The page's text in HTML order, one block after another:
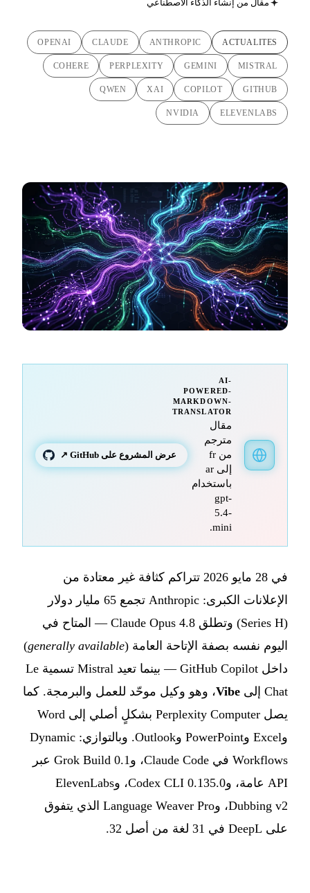
مقال من إنشاء الذكاء الاصطناعي
ACTUALITES
ANTHROPIC
CLAUDE
OPENAI
MISTRAL
GEMINI
PERPLEXITY
COHERE
GITHUB
COPILOT
XAI
QWEN
ELEVENLABS
NVIDIA
AI-
POWERED-
MARKDOWN-
TRANSLATOR
مقال
مترجم
من fr
إلى ar
باستخدام
gpt-
5.4-
mini.
عرض المشروع على GitHub ↗
في 28 مايو 2026 تتراكم كثافة غير معتادة من
الإعلانات الكبرى: Anthropic تجمع 65 مليار دولار
(Series H) وتطلق Claude Opus 4.8 — المتاح في
اليوم نفسه بصفة الإتاحة العامة (generally available
)
داخل GitHub Copilot — بينما تعيد Mistral تسمية Le
Chat إلى
Vibe، وهو وكيل موحّد للعمل والبرمجة. كما
يصل Perplexity Computer بشكلٍ أصلي إلى Word
وExcel وPowerPoint وOutlook. وبالتوازي: Dynamic
Workflows في Claude Code، وGrok Build 0.1 عبر
API عامة، وCodex CLI 0.135.0، وElevenLabs
Dubbing v2، وLanguage Weaver Pro الذي يتفوق
على DeepL في 31 لغة من أصل 32.